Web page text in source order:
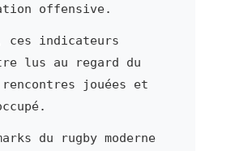
offensive.
ces indicateurs
lus au regard du
rencontres jouées et
du rugby moderne